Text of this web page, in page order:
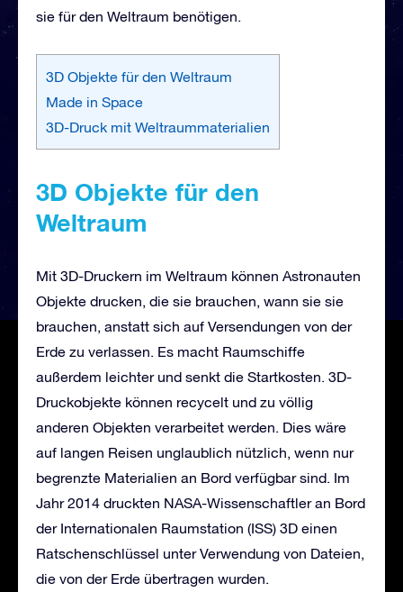
sie für den Weltraum benötigen.
3D Objekte für den Weltraum
Made in Space
3D-Druck mit Weltraummaterialien
3D Objekte für den
Weltraum
Mit 3D-Druckern im Weltraum können Astronauten
Objekte drucken, die sie brauchen, wann sie sie
brauchen, anstatt sich auf Versendungen von der
Erde zu verlassen. Es macht Raumschiffe
außerdem leichter und senkt die Startkosten. 3D-
Druckobjekte können recycelt und zu völlig
anderen Objekten verarbeitet werden. Dies wäre
auf langen Reisen unglaublich nützlich, wenn nur
begrenzte Materialien an Bord verfügbar sind. Im
Jahr 2014 druckten NASA-Wissenschaftler an Bord
der Internationalen Raumstation (ISS) 3D einen
Ratschenschlüssel unter Verwendung von Dateien,
die von der Erde übertragen wurden.